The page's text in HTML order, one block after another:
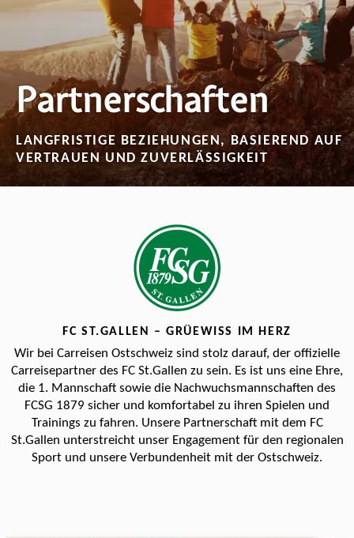
Partnerschaften
LANGFRISTIGE BEZIEHUNGEN, BASIEREND AUF
VERTRAUEN UND ZUVERLÄSSIGKEIT
FC ST.GALLEN – GRÜEWISS IM HERZ
Wir bei Carreisen Ostschweiz sind stolz darauf, der offizielle
Carreisepartner des FC St.Gallen zu sein. Es ist uns eine Ehre,
die 1. Mannschaft sowie die Nachwuchsmannschaften des
FCSG 1879 sicher und komfortabel zu ihren Spielen und
Trainings zu fahren. Unsere Partnerschaft mit dem FC
St.Gallen unterstreicht unser Engagement für den regionalen
Sport und unsere Verbundenheit mit der Ostschweiz.